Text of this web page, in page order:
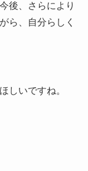
後、さらにより
ら、自分らしく
しいですね。